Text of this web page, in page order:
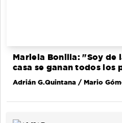
Mariela Bonilla: "Soy de
casa se ganan todos los
Adrián G.Quintana / Mario